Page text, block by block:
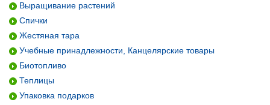
Выращивание растений
Спички
Жестяная тара
Учебные принадлежности, Канцелярские товары
Биотопливо
Теплицы
Упаковка подарков